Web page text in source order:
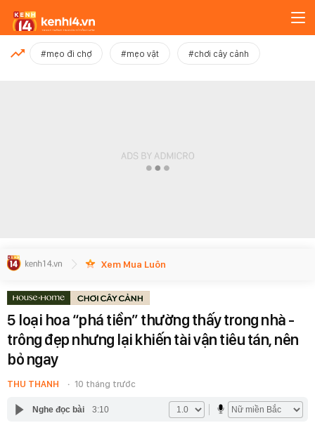
MỚI NHẤT
#mẹo đi chợ #mẹo vặt #chơi cây cảnh
Xem Mua Luôn
5 loại hoa “phá tiền” thường thấy trong nhà -
trông đẹp nhưng lại khiến tài vận tiêu tán, nên
bỏ ngay
THU THANH 10 tháng trước
Nghe đọc bài 3:10